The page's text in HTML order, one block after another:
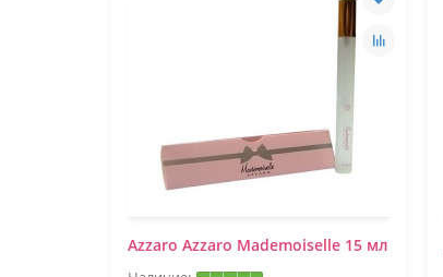
Azzaro Azzaro Mademoiselle 15 мл